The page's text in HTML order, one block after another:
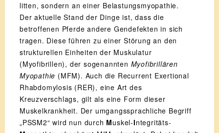
litten, sondern an einer Belastungsmyopathie.
Der aktuelle Stand der Dinge ist, dass die
betroffenen Pferde andere Gendefekten in sich
tragen. Diese führen zu einer Störung an den
strukturellen Einheiten der Muskulatur
(Myofibrillen), der sogenannten Myofibrillären
Myopathie (MFM). Auch die Recurrent Exertional
Rhabdomylosis (RER), eine Art des
Kreuzverschlags, gilt als eine Form dieser
Muskelkrankheit. Der umgangssprachliche Begriff
„PSSM2“ wird nun durch Muskel-Integritäts-